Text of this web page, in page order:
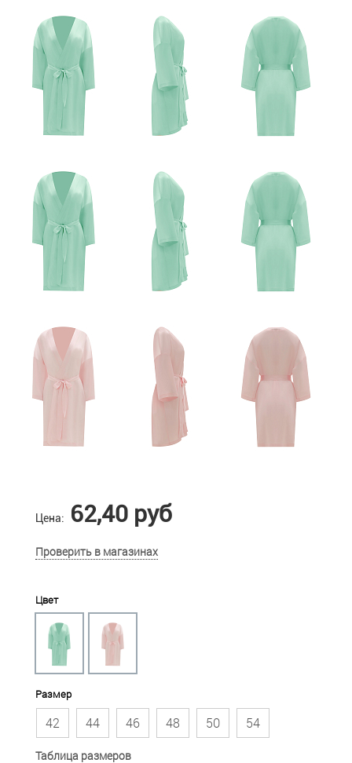
Цена: 62,40 руб
Проверить в магазинах
Цвет
Размер
42 44 46 48 50 54
Таблица размеров